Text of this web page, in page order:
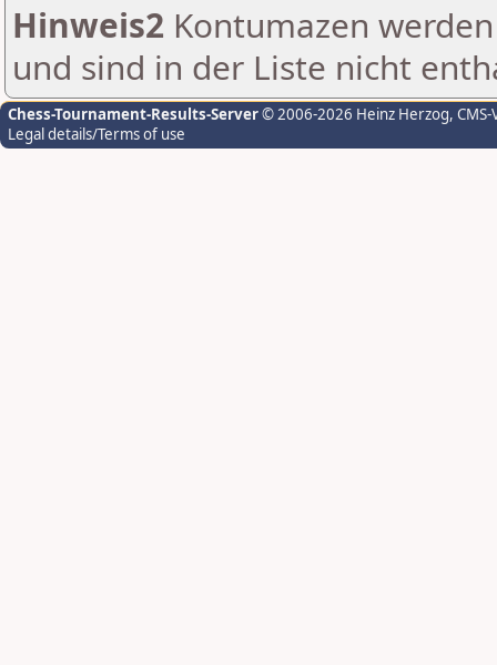
Hinweis2 Kontumazen
und sind in der Liste nicht
Chess-Tournament-Results-Server© 2006-2026 Heinz Herzog,
Legal details/Terms of use